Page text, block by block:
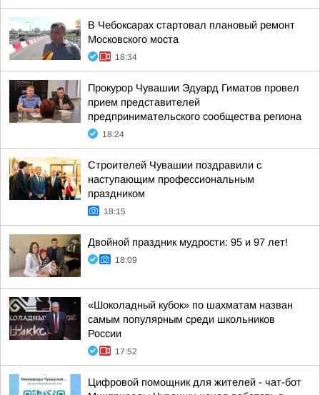
В Чебоксарах стартовал плановый ремонт
Московского моста
18:34
Прокурор Чувашии Эдуард Гиматов провел
прием представителей
предпринимательского сообщества региона
18:24
Строителей Чувашии поздравили с
наступающим профессиональным
праздником
18:15
Двойной праздник мудрости: 95 и 97 лет!
18:09
«Шоколадный кубок» по шахматам назван
самым популярным среди школьников
России
17:52
Цифровой помощник для жителей - чат-бот